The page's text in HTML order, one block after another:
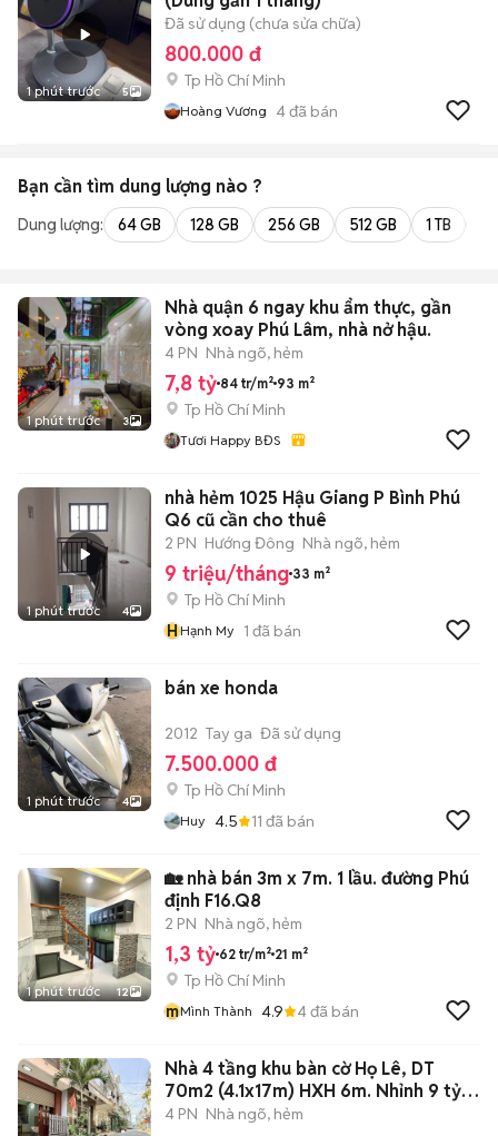
1 phút trước 5
Đã sử dụng (chưa sửa chữa)
800.000 đ
Tp Hồ Chí Minh
Hoàng Vương 4đã bán
Bạn cần tìm dung lượng nào ?
Dung lượng: 64 GB 128 GB 256 GB 512 GB 1 TB
1 phút trước 3
Nhà quận 6 ngay khu ẩm thực, gần
vòng xoay Phú Lâm, nhà nở hậu.
4 PN Nhà ngõ, hẻm
7,8 tỷ 84 tr/m² 93 m²
Tp Hồ Chí Minh
Tươi Happy BĐS
1 phút trước 4
nhà hẻm 1025 Hậu Giang P Bình Phú
Q6 cũ cần cho thuê
2 PN Hướng Đông Nhà ngõ, hẻm
9 triệu/tháng 33 m²
Tp Hồ Chí Minh
HHạnh My 1 đã bán
1 phút trước 4
bán xe honda
2012 Tay ga Đã sử dụng
7.500.000 đ
Tp Hồ Chí Minh
Huy 4.5 11 đã bán
1 phút trước 12
🏡 nhà bán 3m x 7m. 1 lầu. đường Phú
định F16.Q8
2 PN Nhà ngõ, hẻm
1,3 tỷ 62 tr/m² 21 m²
Tp Hồ Chí Minh
mMình Thành 4.9 4đã bán
Nhà 4 tầng khu bàn cờ Họ Lê, DT
70m2 (4.1x17m) HXH 6m. Nhỉnh 9 tỷ
TL
4 PN Nhà ngõ, hẻm